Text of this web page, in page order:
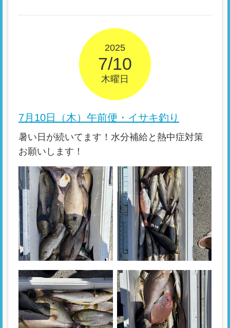
2025
7/10
木曜日
7月10日（木）午前便・イサキ釣り
暑い日が続いてます！水分補給と熱中症対策
お願いします！